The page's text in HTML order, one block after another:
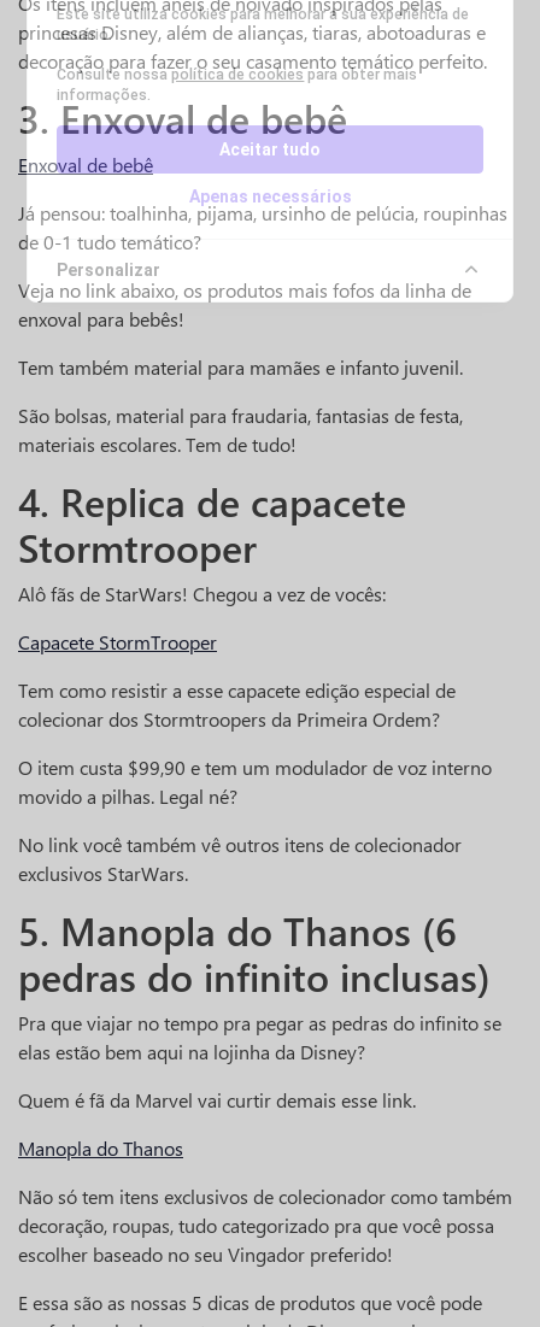
princesas Disney, além de alianças, tiaras, abotoaduras e
decoração para fazer o seu casamento temático perfeito.
3. Enxoval de bebê
Enxoval de bebê
Já pensou: toalhinha, pijama, ursinho de pelúcia, roupinhas
de 0-1 tudo temático?
Veja no link abaixo, os produtos mais fofos da linha de
enxoval para bebês!
Tem também material para mamães e infanto juvenil.
São bolsas, material para fraudaria, fantasias de festa,
materiais escolares. Tem de tudo!
4. Replica de capacete
Stormtrooper
Alô fãs de StarWars! Chegou a vez de vocês:
Capacete StormTrooper
Tem como resistir a esse capacete edição especial de
colecionar dos Stormtroopers da Primeira Ordem?
O item custa $99,90 e tem um modulador de voz interno
movido a pilhas. Legal né?
No link você também vê outros itens de colecionador
exclusivos StarWars.
5. Manopla do Thanos (6
pedras do infinito inclusas)
Pra que viajar no tempo pra pegar as pedras do infinito se
elas estão bem aqui na lojinha da Disney?
Quem é fã da Marvel vai curtir demais esse link.
Manopla do Thanos
Não só tem itens exclusivos de colecionador como também
decoração, roupas, tudo categorizado pra que você possa
escolher baseado no seu Vingador preferido!
E essa são as nossas 5 dicas de produtos que você pode
Este site utiliza cookies para melhorar a sua experiência de
usuário.
Consulte nossapolítica de cookiespara obter mais
informações.
Aceitar tudo
Apenas necessários
Personalizar